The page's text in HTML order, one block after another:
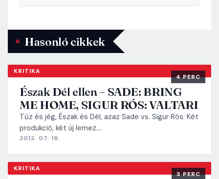
Hasonló cikkek
KRITIKA
4 PERC
Észak Dél ellen – SADE: BRING
ME HOME, SIGUR RÓS: VALTARI
Tűz és jég, Észak és Dél, azaz Sade vs. Sigur Rós. Két
produkció, két új lemez.…
2012. 07. 19.
KRITIKA
3 PERC